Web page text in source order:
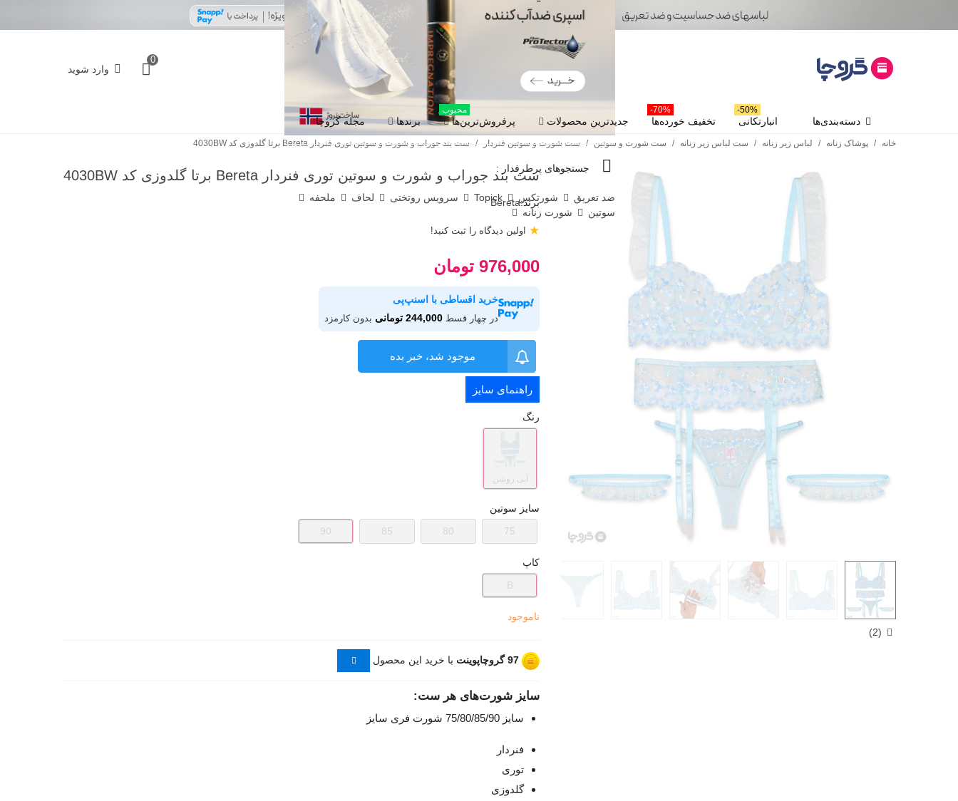
جستجوهای پرطرفدار :
ضد تعریق شورتکس Topick سرویس روتختی لحاف
ملحفه
سوتین
شورت زنانه
0
وارد شوید
دسته‌بندی‌ها انبارتکانی
50%-
تخفیف خورده‌ها
70%-
جدیدترین محصولات پرفروش‌ترین‌ها
محبوب
برندها مجله گروچا
خانه / پوشاک زنانه / لباس زیر زنانه / ست لباس زیر زنانه / ست شورت و سوتین / ست شورت و سوتین فنردار / ست بند جوراب و شورت و سوتین توری فنردار Bereta برتا گلدوزی کد 4030BW
(
2
)
ست بند جوراب و شورت و سوتین توری فنردار Bereta برتا گلدوزی کد 4030BW
برند:Bereta
اولین دیدگاه را ثبت کنید! ★
976,000 تومان
خرید اقساطی با اسنپ‌پی
در چهار قسط 244,000 تومانی بدون کارمزد
موجود شد، خبر بده
راهنمای سایز
رنگ
آبی روشن
سایز سوتین
75
80
85
90
کاپ
B
ناموجود
97گروچاپوینت با خرید این محصول
سایز شورت‌های هر ست:
سایز 75/80/85/90 شورت فری سایز
فنردار
توری
گلدوزی